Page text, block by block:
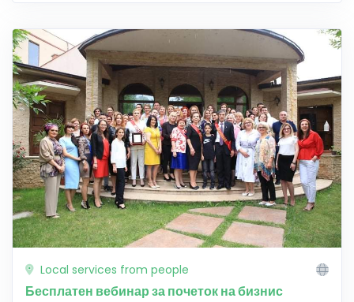
Local services from people
Бесплатен вебинар за почеток на бизнис